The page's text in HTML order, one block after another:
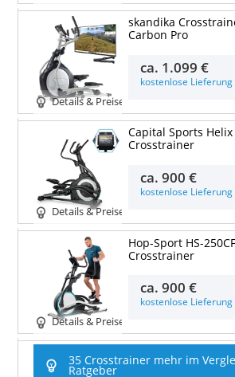
Details & Preise
skandika
Carbon Pro
ca. 1.099 €
kostenlose Lieferung
Details & Preise
Capital Sports Helix
Crosstrainer
ca.900 €
kostenlose Lieferung
Details & Preise
Hop-Sport HS-
Crosstrainer
ca.900 €
kostenlose Lieferung
35 Crosstrainer mehr im
Ratgeber